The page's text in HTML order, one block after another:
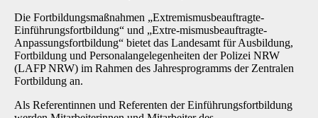
Die Fortbildungsmaßnahmen „Extremismusbeauftragte-
Einführungsfortbildung“ und „Extre-mismusbeauftragte-
Anpassungsfortbildung“ bietet das Landesamt für Ausbildung,
Fortbildung und Personalangelegenheiten der Polizei NRW
(LAFP NRW) im Rahmen des Jahrespro­gramms der Zentralen
Fortbildung an.
Als Referentinnen und Referenten der Einführungsfortbildung